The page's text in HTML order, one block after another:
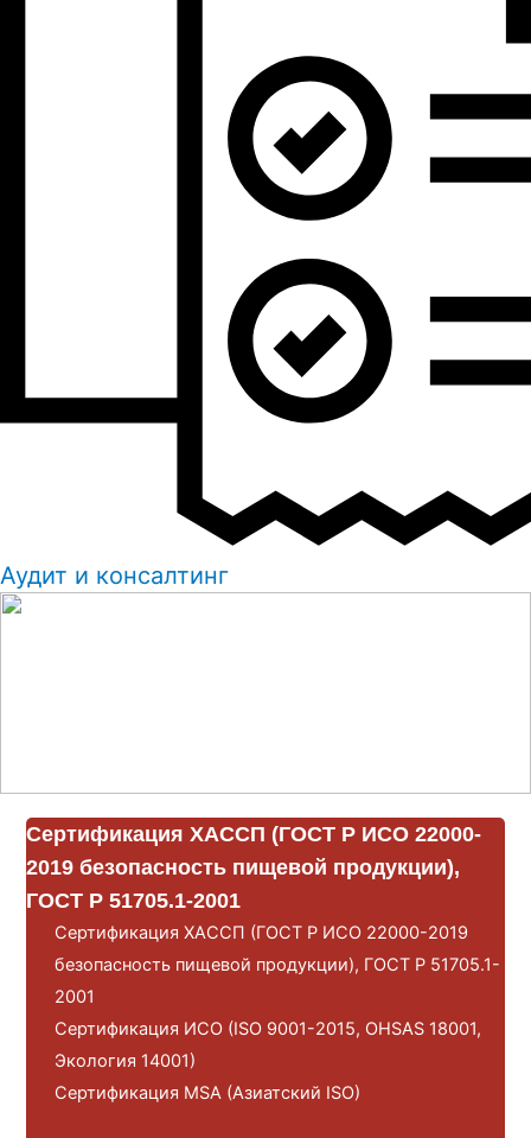
Аудит и консалтинг
Сертификация ХАССП (ГОСТ Р ИСО 22000-
2019 безопасность пищевой продукции),
ГОСТ Р 51705.1-2001
Сертификация ХАССП (ГОСТ Р ИСО 22000-2019
безопасность пищевой продукции), ГОСТ Р 51705.1-
2001
Сертификация ИСО (ISO 9001-2015, OHSAS 18001,
Экология 14001)
Сертификация MSA (Азиатский ISO)